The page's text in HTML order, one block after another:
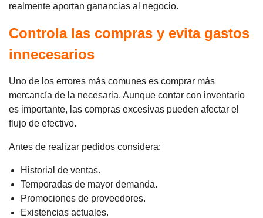
realmente aportan ganancias al negocio.
Controla las compras y evita gastos
innecesarios
Uno de los errores más comunes es comprar más
mercancía de la necesaria. Aunque contar con inventario
es importante, las compras excesivas pueden afectar el
flujo de efectivo.
Antes de realizar pedidos considera:
Historial de ventas.
Temporadas de mayor demanda.
Promociones de proveedores.
Existencias actuales.